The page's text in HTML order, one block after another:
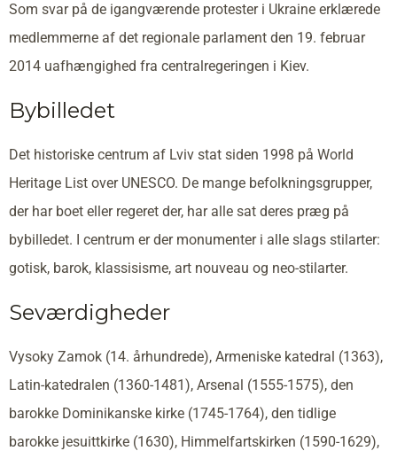
Som svar på de igangværende protester i Ukraine erklærede
medlemmerne af det regionale parlament den 19. februar
2014 uafhængighed fra centralregeringen i Kiev.
Bybilledet
Det historiske centrum af Lviv stat siden 1998 på World
Heritage List over UNESCO. De mange befolkningsgrupper,
der har boet eller regeret der, har alle sat deres præg på
bybilledet. I centrum er der monumenter i alle slags stilarter:
gotisk, barok, klassisisme, art nouveau og neo-stilarter.
Seværdigheder
Vysoky Zamok (14. århundrede), Armeniske katedral (1363),
Latin-katedralen (1360-1481), Arsenal (1555-1575), den
barokke Dominikanske kirke (1745-1764), den tidlige
barokke jesuittkirke (1630), Himmelfartskirken (1590-1629),